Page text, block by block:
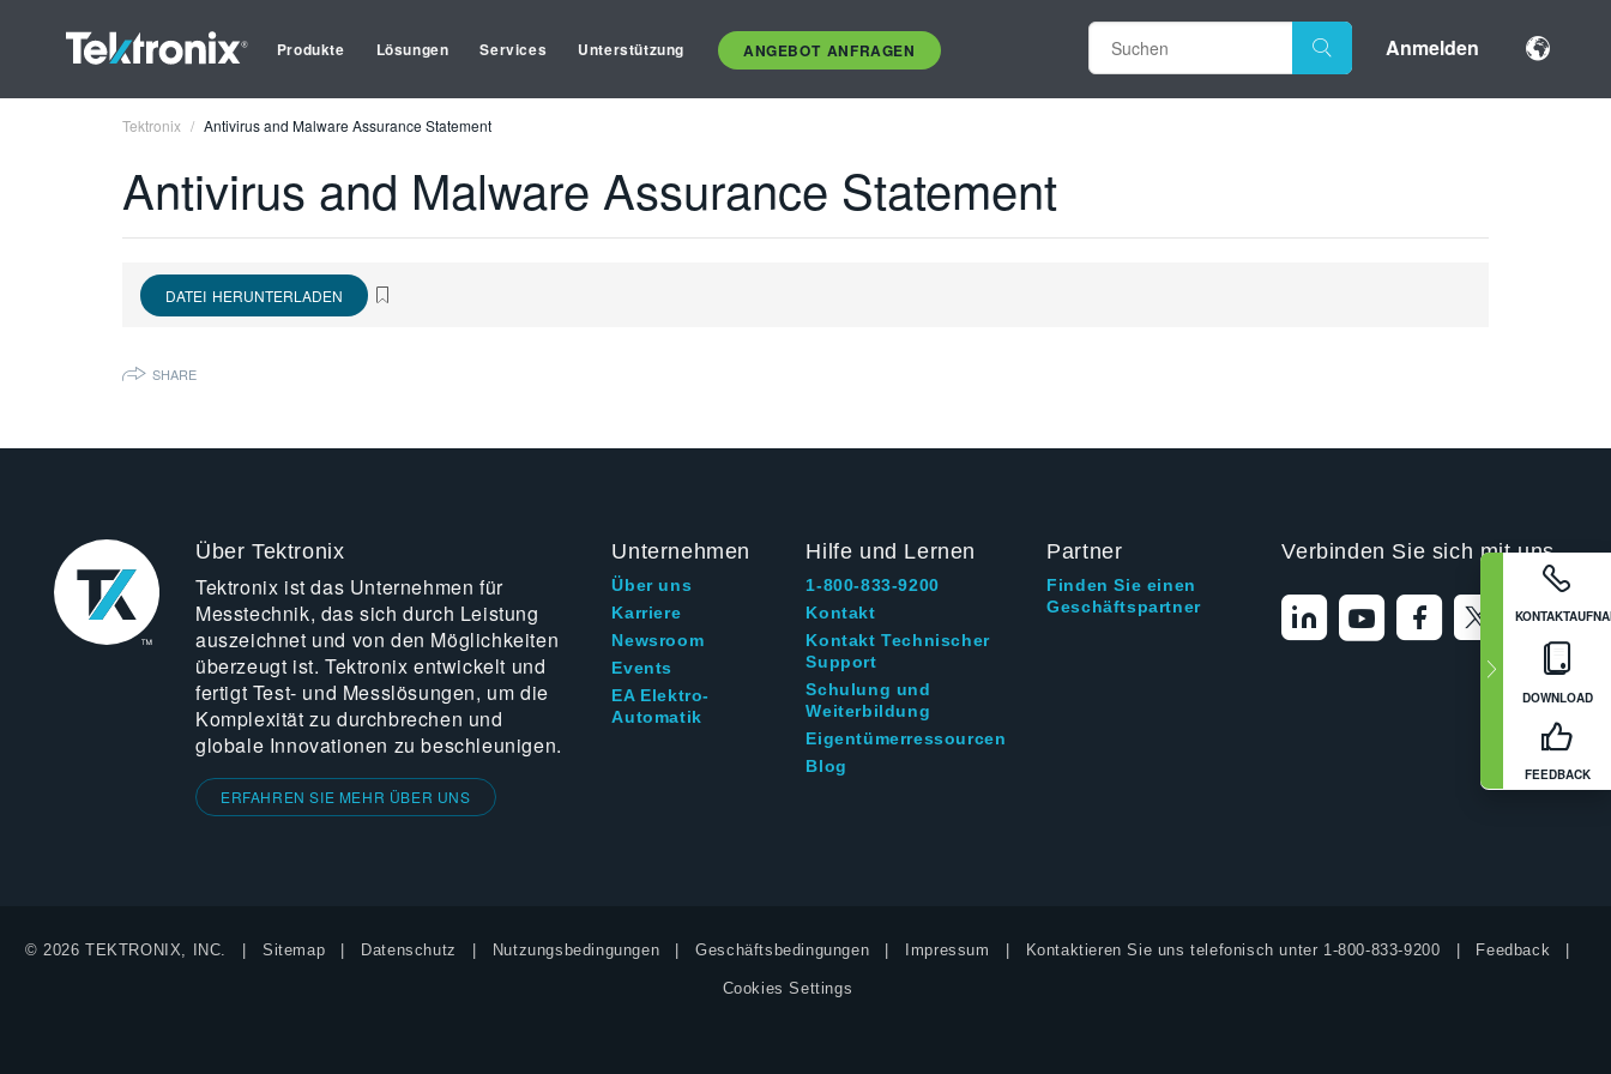
Produkte Lösungen Services Unterstützung ANGEBOT ANFRAGEN Anmelden
DOWNLOAD
FEEDBACK
Tektronix Antivirus and Malware Assurance Statement
Antivirus and Malware Assurance Statement
DATEI HERUNTERLADEN
SHARE
Über Tektronix
Tektronix ist das Unternehmen für
Messtechnik, das sich durch Leistung
auszeichnet und von den Möglichkeiten
überzeugt ist. Tektronix entwickelt und
fertigt Test- und Messlösungen, um die
Komplexität zu durchbrechen und
globale Innovationen zu beschleunigen.
ERFAHREN SIE MEHR ÜBER UNS
Unternehmen
Über uns
Karriere
Newsroom
Events
EA Elektro-
Automatik
Hilfe und Lernen
1-800-833-9200
Kontakt
Kontakt Technischer
Support
Schulung und
Weiterbildung
Eigentümerressourcen
Blog
Partner
Finden Sie einen
Geschäftspartner
Verbinden Sie sich mit uns
© 2026 TEKTRONIX, INC. Sitemap Datenschutz Nutzungsbedingungen Geschäftsbedingungen Impressum Kontaktieren Sie uns telefonisch unter 1-800-833-9200 Feedback
Cookies Settings